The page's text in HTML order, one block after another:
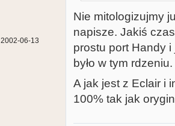
2002-06-13
Nie mitologizujmy
napisze. Jakiś
prostu port Handy i
było w tym rdzeniu.
A jak jest z Eclair i
100% tak jak